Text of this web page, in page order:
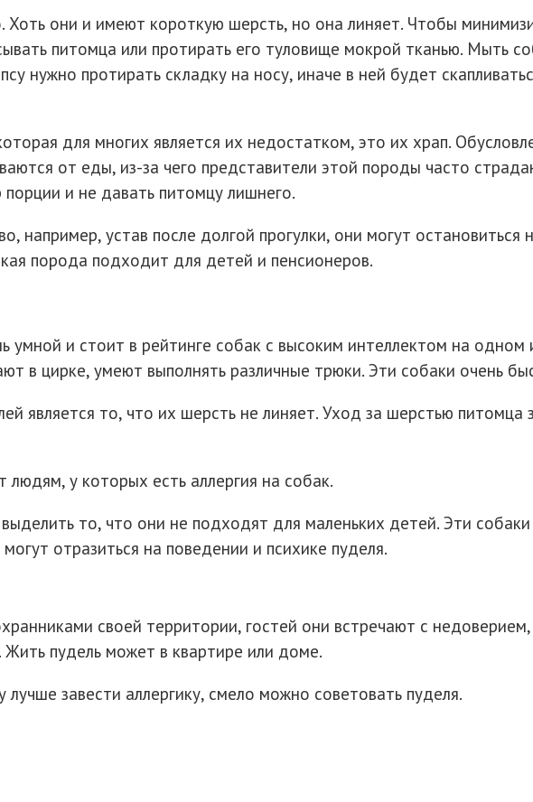
Хоть они и имеют короткую шерсть, но она линяет. Чтобы
питомца или протирать его туловище мокрой тканью. Мыть
нужно протирать складку на носу, иначе в ней будет
для многих является их недостатком, это их храп.
от еды, из-за чего представители этой породы часто
и не давать питомцу лишнего.
например, устав после долгой прогулки, они могут
порода подходит для детей и пенсионеров.
умной и стоит в рейтинге собак с высоким интеллектом на
в цирке, умеют выполнять различные трюки. Эти собаки очень
является то, что их шерсть не линяет. Уход за шерстью питомца
у которых есть аллергия на собак.
то, что они не подходят для маленьких детей. Эти собаки
отразиться на поведении и психике пуделя.
своей территории, гостей они встречают с
Жить пудель может в квартире или доме.
завести аллергику, смело можно советовать пуделя.